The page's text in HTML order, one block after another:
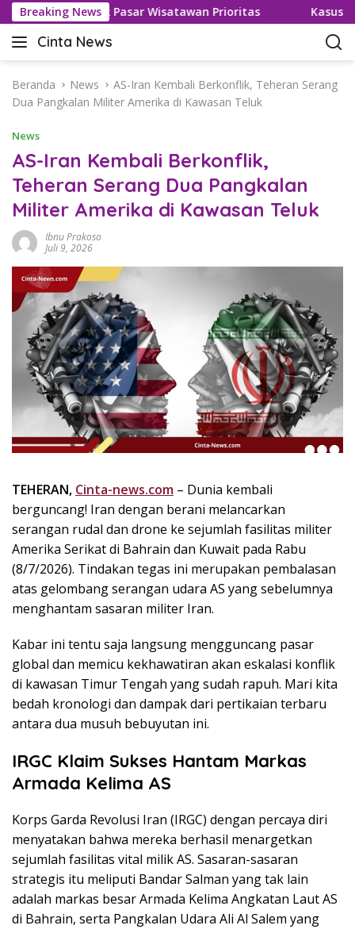
a
Breaking News
untuk Pasar Wisatawan Prioritas Kasus Keracunan
Cinta News
C
n
t
N
s
–
a
a
r
e
r
k
i
n
,
P
n
h
I
n
s
p
i
a
s
Beranda News
AS-Iran Kembali Berkonflik, Teheran Serang
Dua Pangkalan Militer Amerika di Kawasan Teluk
News
AS-Iran Kembali Berkonflik,
Teheran Serang Dua Pangkalan
Militer Amerika di Kawasan Teluk
Ibnu Prakoso
Juli 9, 2026
TEHERAN, Cinta-news.com – Dunia kembali
berguncang! Iran dengan berani melancarkan
serangan rudal dan drone ke sejumlah fasilitas militer
Amerika Serikat di Bahrain dan Kuwait pada Rabu
(8/7/2026). Tindakan tegas ini merupakan pembalasan
atas gelombang serangan udara AS yang sebelumnya
menghantam sasaran militer Iran.
Kabar ini tentu saja langsung mengguncang pasar
global dan memicu kekhawatiran akan eskalasi konflik
di kawasan Timur Tengah yang sudah rapuh. Mari kita
bedah kronologi dan dampak dari pertikaian terbaru
antara dua musuh bebuyutan ini.
IRGC Klaim Sukses Hantam Markas
Armada Kelima AS
Korps Garda Revolusi Iran (IRGC) dengan percaya diri
menyatakan bahwa mereka berhasil menargetkan
sejumlah fasilitas vital milik AS. Sasaran-sasaran
strategis itu meliputi Bandar Salman yang tak lain
adalah markas besar Armada Kelima Angkatan Laut AS
di Bahrain, serta Pangkalan Udara Ali Al Salem yang